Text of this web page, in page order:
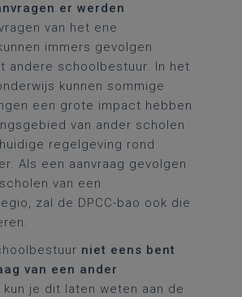
er werden
van het ene
immers gevolgen
andere schoolbestuur. In het
kunnen sommige
een grote impact hebben
van ander scholen
regelgeving rond
Als een aanvraag gevolgen
van een
zal de DPCC-bao ook die
niet eens bent
van een ander
kun je dit laten weten aan de